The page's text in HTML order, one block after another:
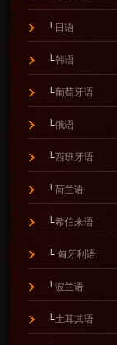
└ 日语
└韩语
└葡萄牙语
└俄语
└西班牙语
└荷兰语
└希伯来语
└ 匈牙利语
└波兰语
└土耳其语